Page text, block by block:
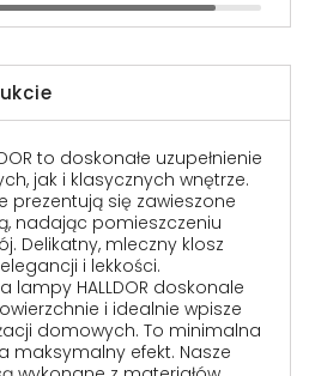
to doskonałe uzupełnienie
jak i klasycznych wnętrze.
prezentują się zawieszone
nadając pomieszczeniu
Delikatny, mleczny klosz
i lekkości.
lampy HALLDOR doskonale
i idealnie wpisze
domowych. To minimalna
maksymalny efekt. Nasze